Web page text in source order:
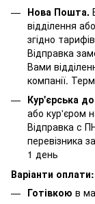
Нова Пошта.
відділення
згідно
Відправка
Вами
компанії.
Кур'єрська
або кур'єром
Відправка с
перевізника
1 день
Варіанти оплати:
Готівкою в